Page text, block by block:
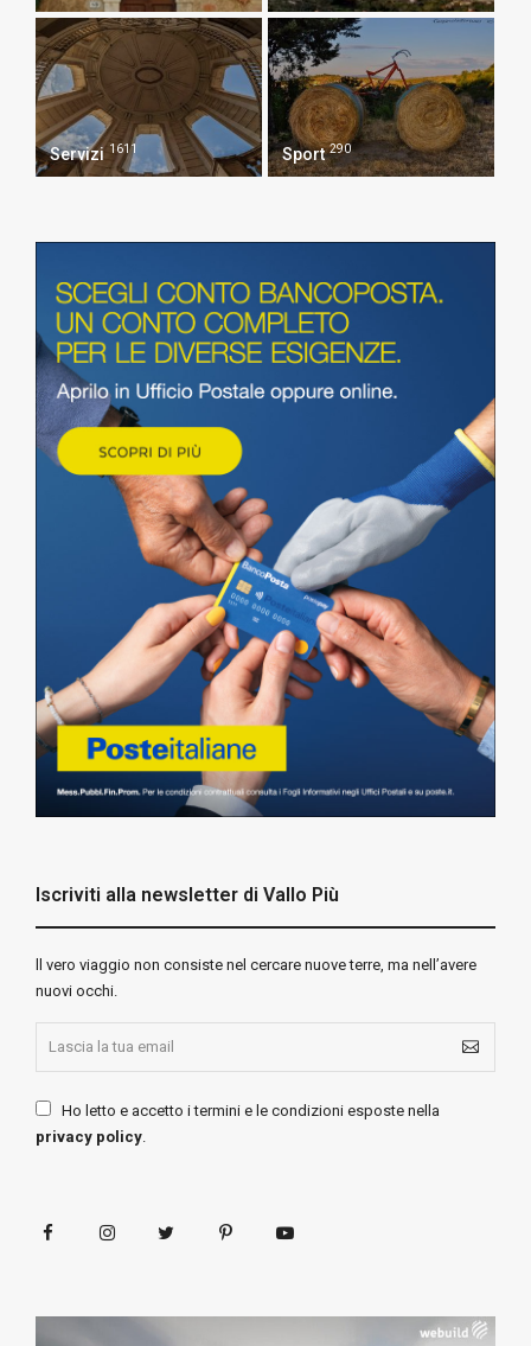
Servizi 1611 Sport 290
Iscriviti alla newsletter di Vallo Più
ll vero viaggio non consiste nel cercare nuove terre, ma nell’avere
nuovi occhi.
Ho letto e accetto i termini e le condizioni esposte nella
privacy policy